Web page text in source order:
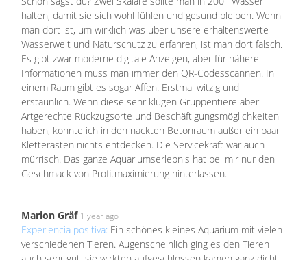
halten, damit sie sich wohl fühlen und gesund bleiben. Wenn
man dort ist, um wirklich was über unsere erhaltenswerte
Wasserwelt und Naturschutz zu erfahren, ist man dort falsch.
Es gibt zwar moderne digitale Anzeigen, aber für nähere
Informationen muss man immer den QR-Codesscannen. In
einem Raum gibt es sogar Affen. Erstmal witzig und
erstaunlich. Wenn diese sehr klugen Gruppentiere aber
Artgerechte Rückzugsorte und Beschäftigungsmöglichkeiten
haben, konnte ich in den nackten Betonraum außer ein paar
Kletterästen nichts entdecken. Die Servicekraft war auch
mürrisch. Das ganze Aquariumserlebnis hat bei mir nur den
Geschmack von Profitmaximierung hinterlassen.
Marion Gräf 1 year ago
Experiencia positiva: Ein schönes kleines Aquarium mit vielen
verschiedenen Tieren. Augenscheinlich ging es den Tieren